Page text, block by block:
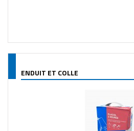
ENDUIT ET COLLE